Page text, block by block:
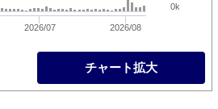
2026/07 2026/08
0k
チャート拡大